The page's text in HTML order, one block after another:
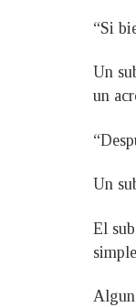
“Si
Un
un
Un
El